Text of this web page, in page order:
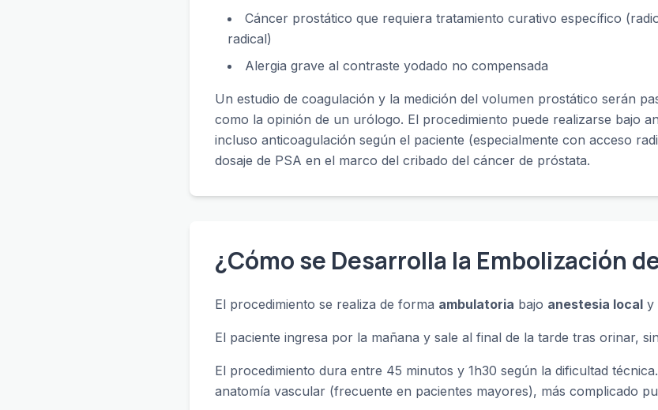
Cáncer prostático que requiera tratamiento curativo específico
radical)
Alergia grave al contraste yodado no compensada
Un estudio de coagulación y la medición del volumen prostático serán
como la opinión de un urólogo. El procedimiento puede realizarse bajo
incluso anticoagulación según el paciente (especialmente con acceso
dosaje de PSA en el marco del cribado del cáncer de próstata.
¿Cómo se Desarrolla la Embolización
El procedimiento se realiza de forma ambulatoria bajo anestesia local y
El paciente ingresa por la mañana y sale al final de la tarde tras orinar,
El procedimiento dura entre 45 minutos y 1h30 según la dificultad
anatomía vascular (frecuente en pacientes mayores), más complicado